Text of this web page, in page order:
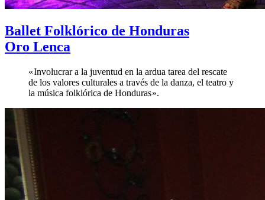
Ballet Folklórico de Honduras
Oro Lenca
« Involucrar a la juventud en la ardua tarea del rescate
de los valores culturales a través de la danza, el teatro y
la música folklórica de Honduras ».